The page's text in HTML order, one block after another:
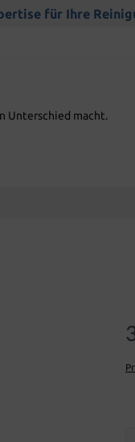
für Ihre
Unterschied macht.